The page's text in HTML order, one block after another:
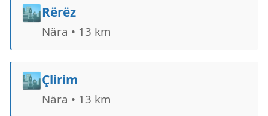
🏙️Rërëz
Nära • 13 km
🏙️Çlirim
Nära • 13 km